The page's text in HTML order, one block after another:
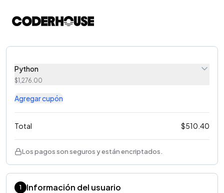
1 Información del usuario
Python
$1,276.00
Agregar cupón
Total $510.40
Los pagos son seguros y están encriptados.